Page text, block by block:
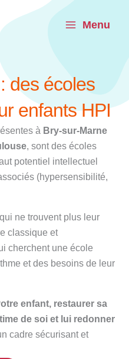
Menu
des écoles
enfants HPI
à Bry-sur-Marne
, sont des écoles
potentiel intellectuel
(hypersensibilité,
ne trouvent plus leur
classique et
cherchent une école
et des besoins de leur
enfant, restaurer sa
de soi et lui redonner
cadre sécurisant et